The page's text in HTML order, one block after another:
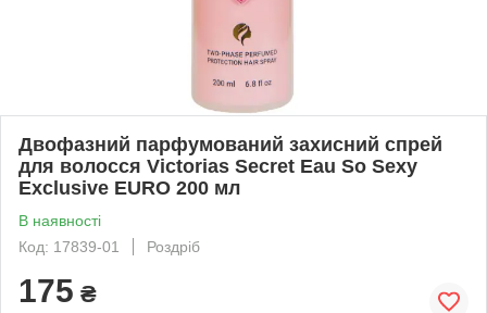
Двофазний парфумований захисний спрей
для волосся Victorias Secret Eau So Sexy
Exclusive EURO 200 мл
В наявності
Код: 17839-01
Роздріб
175 ₴